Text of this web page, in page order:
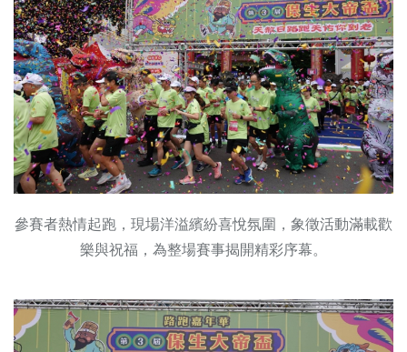
參賽者熱情起跑，現場洋溢繽紛喜悅氛圍，象徵活動滿載歡
樂與祝福，為整場賽事揭開精彩序幕。